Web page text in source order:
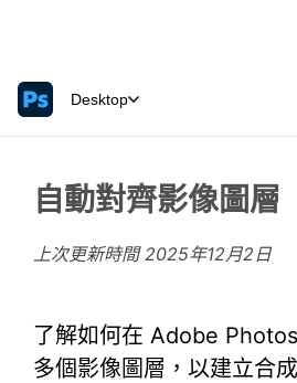
Desktop
自動對齊影像圖層
上次更新時間2025年12月2日
了解如何在 Adobe
多個影像圖層，以建立合